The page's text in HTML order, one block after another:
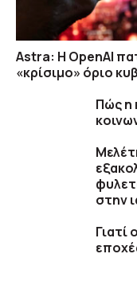
Astra: Η OpenAI
«κρίσιμο» όριο
Πώς η
στην
Γιατί